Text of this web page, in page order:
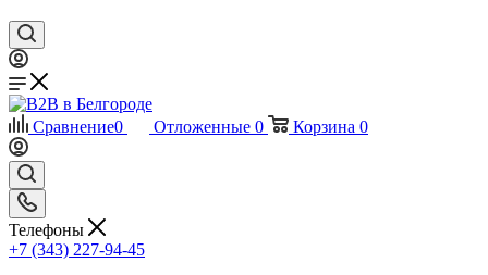
Сравнение0 Отложенные 0 Корзина 0
Телефоны
+7 (343) 227-94-45